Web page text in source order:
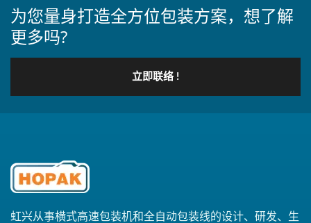
为您量身打造全方位包装方案，想了解
更多吗?
立即联络 !
虹兴从事横式高速包装机和全自动包装线的设计、研发、生